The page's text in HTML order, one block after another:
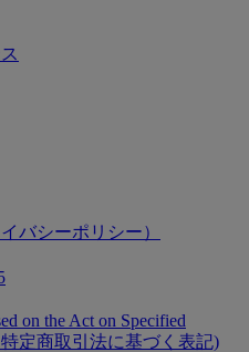
バシーポリシー）
on the Act on Specified
特定商取引法に基づく表記)